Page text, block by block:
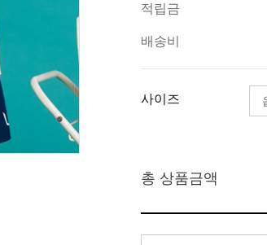
적립금
배송비
사이즈
총 상품금액